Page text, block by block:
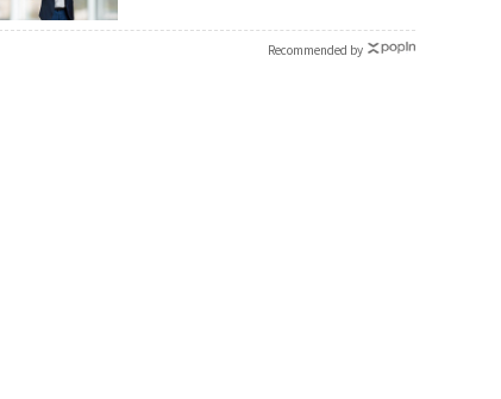
Recommended by